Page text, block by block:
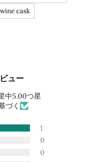
wine cask
ュー
中5.00つ星
づく
1
0
0